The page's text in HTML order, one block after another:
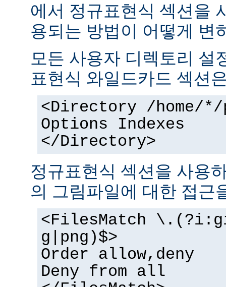
에서 정규표현식 섹션을
용되는 방법이 어떻게 변
모든 사용자 디렉토리 설
표현식 와일드카드 섹션
<Directory /home/
Options Indexes
</Directory>
정규표현식 섹션을 사용
의 그림파일에 대한 접근
<FilesMatch
g|png)$>
Order allow,deny
Deny from all